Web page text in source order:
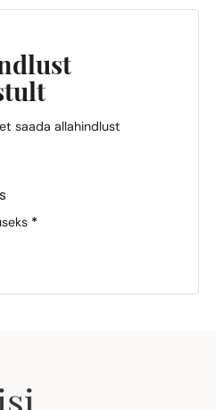
saada allahindlust
*